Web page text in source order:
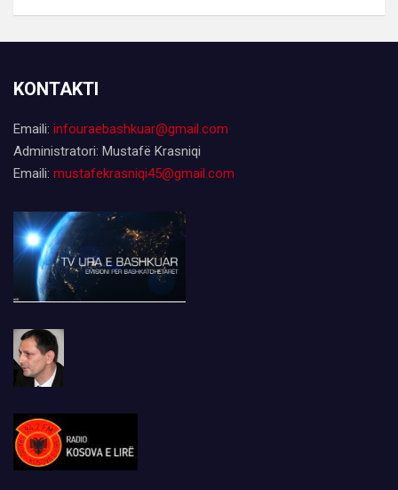
KONTAKTI
Emaili: infouraebashkuar@gmail.com
Administratori: Mustafë Krasniqi
Emaili: mustafekrasniqi45@gmail.com